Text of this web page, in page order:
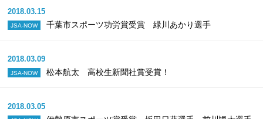
2018.03.15
JSA-NOW 千葉市スポーツ功労賞受賞 緑川あかり選手
2018.03.09
JSA-NOW 松本航太 高校生新聞社賞受賞！
2018.03.05